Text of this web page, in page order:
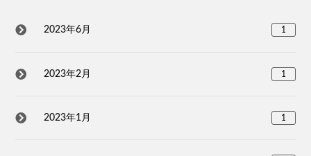
2023年6月 1
2023年2月 1
2023年1月 1